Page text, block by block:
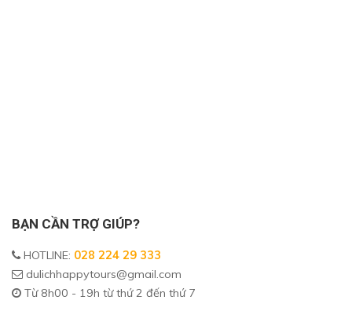
BẠN CẦN TRỢ GIÚP?
HOTLINE: 028 224 29 333
dulichhappytours@gmail.com
Từ 8h00 - 19h từ thứ 2 đến thứ 7